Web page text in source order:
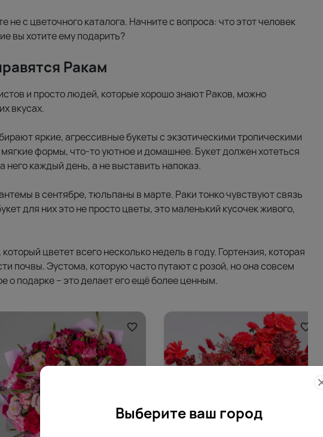
не с цветочного каталога. Начните с вопроса: что этот человек
вы хотите ему подарить?
Ракам
и просто людей, которые хорошо знают Раков, можно
вкусах.
яркие, агрессивные букеты с экзотическими тропическими
формы, что-то уютное и домашнее. Букет должен хотеться
него каждый день, а не выставить напоказ.
в сентябре, тюльпаны в марте. Раки тонко чувствуют связь
для них это не просто цветы, это маленький кусочек живого,
цветет всего несколько недель в году. Гортензия, которая
почвы. Эустома, которую часто путают с розой, но она совсем
о подарке – это делает его ещё более ценным.
Выберите ваш город